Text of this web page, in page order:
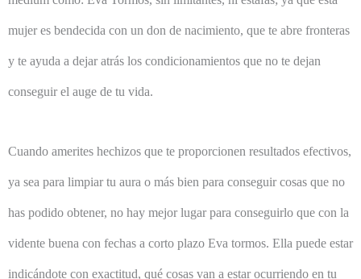
mujer es bendecida con un don de nacimiento, que te abre fronteras
y te ayuda a dejar atrás los condicionamientos que no te dejan
conseguir el auge de tu vida.
Cuando amerites hechizos que te proporcionen resultados efectivos,
ya sea para limpiar tu aura o más bien para conseguir cosas que no
has podido obtener, no hay mejor lugar para conseguirlo que con la
vidente buena con fechas a corto plazo Eva tormos. Ella puede estar
indicándote con exactitud, qué cosas van a estar ocurriendo en tu